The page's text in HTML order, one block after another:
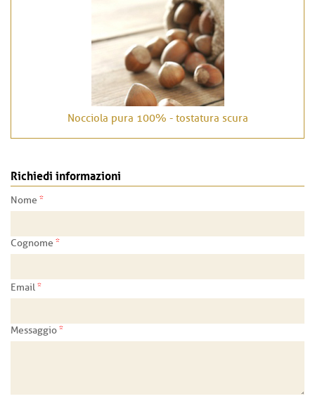
Nocciola pura 100% - tostatura scura
Richiedi informazioni
Nome *
Cognome *
Email*
Messaggio*